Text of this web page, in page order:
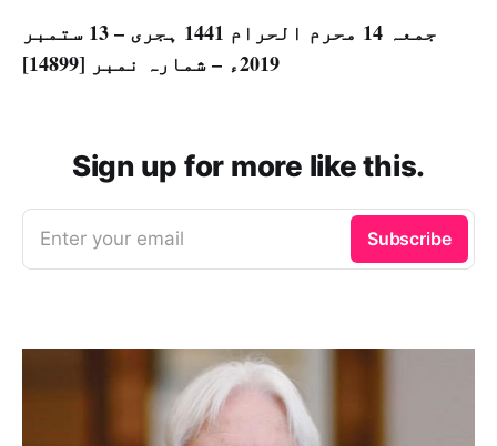
جمعہ 14 محرم الحرام 1441 ہجری – 13 ستمبر
2019ء – شمارہ نمبر [14899]
Sign up for more like this.
Enter your email Subscribe